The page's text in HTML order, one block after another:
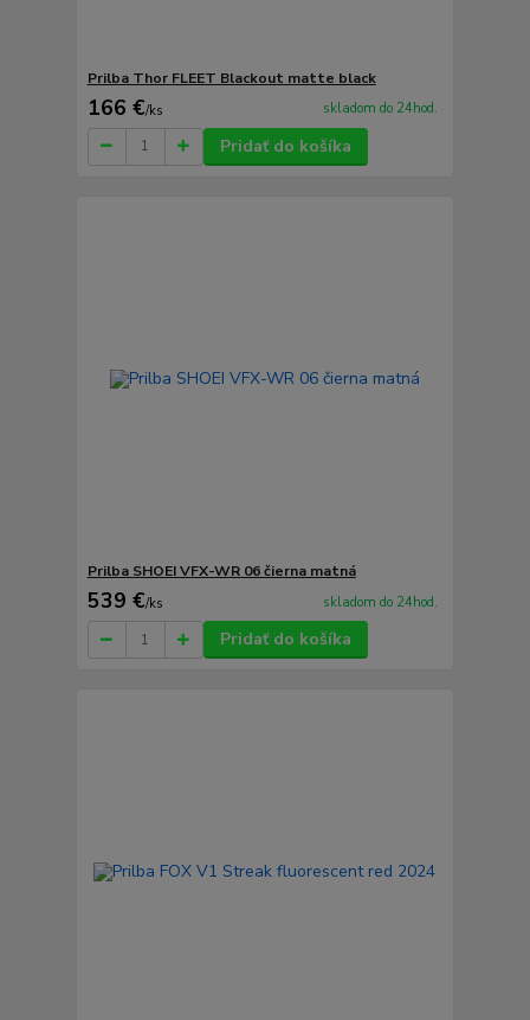
Prilba Thor FLEET Blackout matte black
166 €/ks skladom do 24hod.
Pridať do košíka
Prilba SHOEI VFX-WR 06 čierna matná
539 €/ks skladom do 24hod.
Pridať do košíka